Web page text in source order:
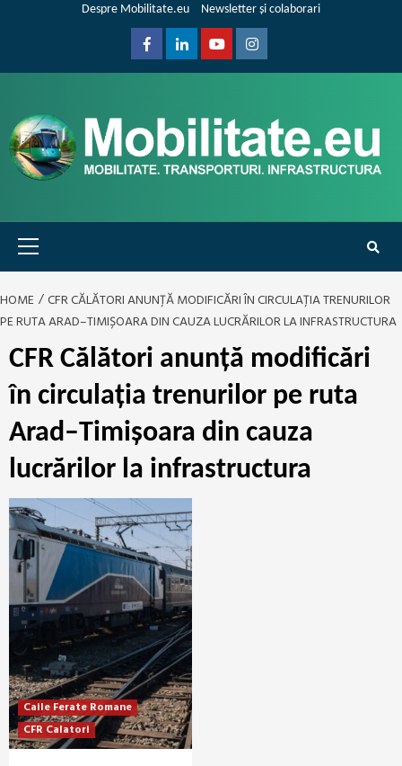
Despre Mobilitate.eu Newsletter și colaborari
FacebookLinkedinYoutubeInstagram
Primary
Menu
HOME
CFR CĂLĂTORI ANUNȚĂ MODIFICĂRI ÎN CIRCULAȚIA TRENURILOR
PE RUTA ARAD–TIMIȘOARA DIN CAUZA LUCRĂRILOR LA INFRASTRUCTURA
CFR Călători anunță modificări
în circulația trenurilor pe ruta
Arad–Timișoara din cauza
lucrărilor la infrastructura
Caile Ferate Romane
CFR Calatori